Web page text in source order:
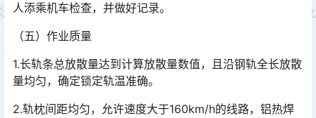
人添乘机车检查，并做好记录。
（五）作业质量
1.长轨条总放散量达到计算放散量数值，且沿钢轨全长放散
量均匀，确定锁定轨温准确。
2.轨枕间距均匀，允许速度大于160km/h的线路，铝热焊